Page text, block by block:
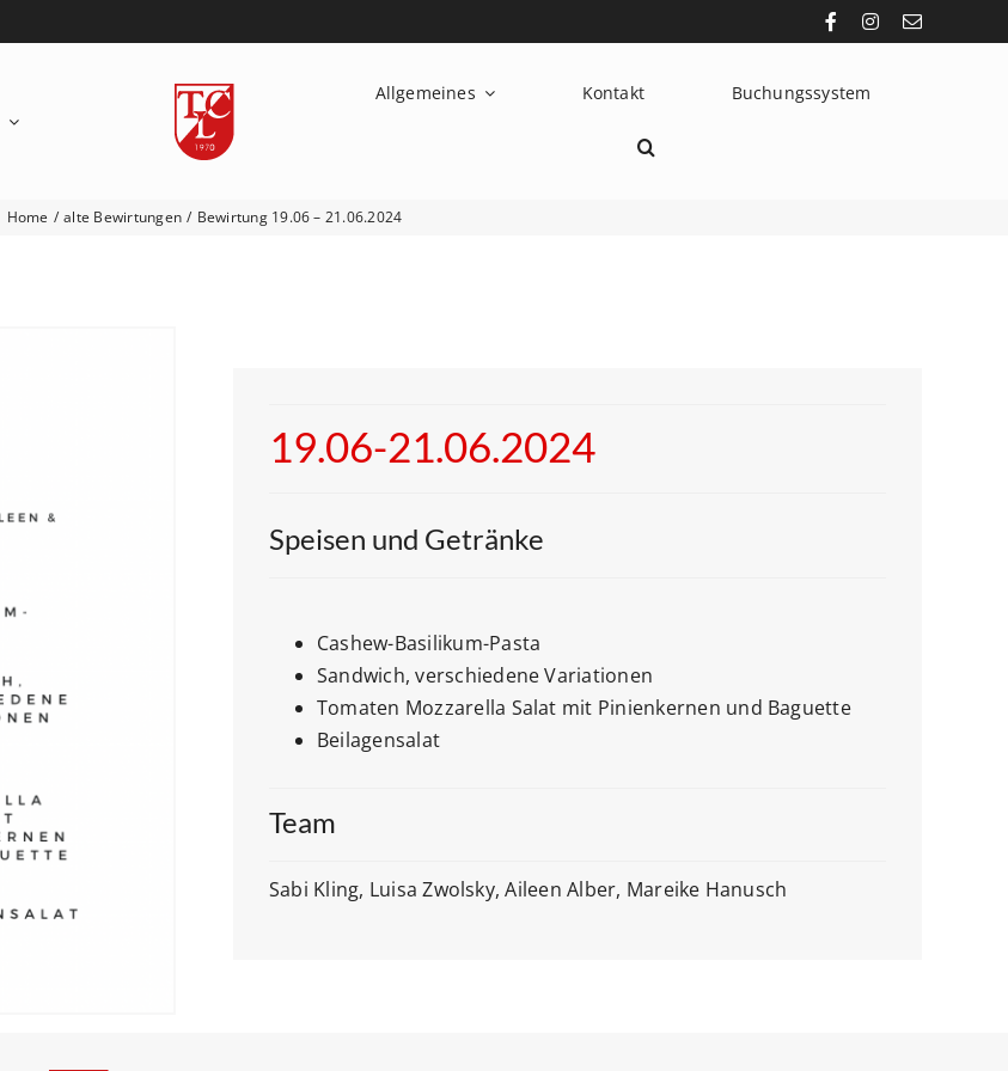
Allgemeines Kontakt Buchungssystem
Home alte Bewirtungen Bewirtung 19.06 – 21.06.2024
19.06-21.06.2024
Speisen und Getränke
Cashew-Basilikum-Pasta
Sandwich, verschiedene Variationen
Tomaten Mozzarella Salat mit Pinienkernen und Baguette
Beilagensalat
Team
Sabi Kling, Luisa Zwolsky, Aileen Alber, Mareike Hanusch